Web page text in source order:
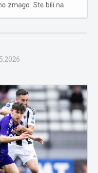
zmago. Ste bili na